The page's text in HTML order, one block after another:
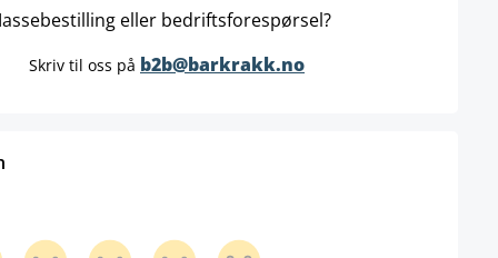
eller bedriftsforespørsel?
Skriv til oss på b2b@barkrakk.no